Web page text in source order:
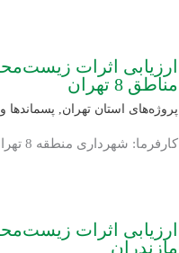
ارزیابی اثرات
مناطق 8 تهران
پروژه‌های استان تهران, پسماندها
کارفرما: شهرداری منطقه 8 تهران.
ارزیابی اثرات
مازندران